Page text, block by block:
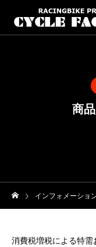
商
インフォメーショ
消費税増税による特